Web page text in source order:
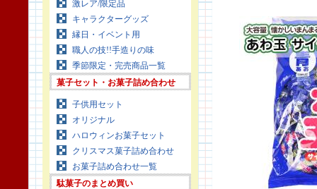
激レア/限定品
キャラクターグッズ
縁日・イベント用
職人の技!!手造りの味
季節限定・完売商品一覧
菓子セット・お菓子詰め合わせ
子供用セット
オリジナル
ハロウィンお菓子セット
クリスマス菓子詰め合わせ
お菓子詰め合わせ一覧
駄菓子のまとめ買い